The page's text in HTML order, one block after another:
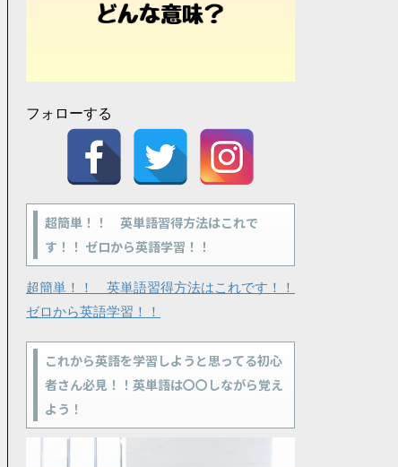
フォローする
超簡単！！ 英単語習得方法はこれで
す！！ ゼロから英語学習！！
超簡単！！ 英単語習得方法はこれです！！
ゼロから英語学習！！
これから英語を学習しようと思ってる初心
者さん必見！！英単語は〇〇しながら覚え
よう！